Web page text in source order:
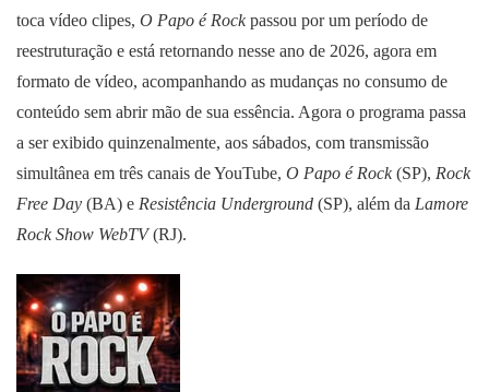
toca vídeo clipes, O Papo é Rockpassou por um período de
reestruturação e está retornando nesse ano de 2026, agora em
formato de vídeo, acompanhando as mudanças no consumo de
conteúdo sem abrir mão de sua essência. Agora o programa passa
a ser exibido quinzenalmente, aos sábados, com transmissão
simultânea em três canais de YouTube, O Papo é Rock(SP), Rock
Free Day (BA) e Resistência Underground (SP), além da Lamore
Rock Show WebTV(RJ).